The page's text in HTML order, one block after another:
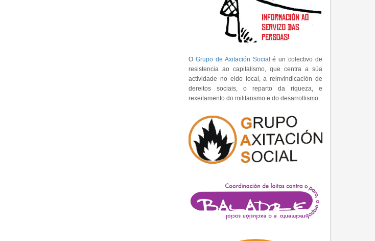
O Grupo de Axitación Social é un colectivo de
resistencia ao capitalismo, que centra a súa
actividade no eido local, a reinvindicación de
dereitos sociais, o reparto da riqueza, e
rexeitamento do militarismo e do desarrollismo.